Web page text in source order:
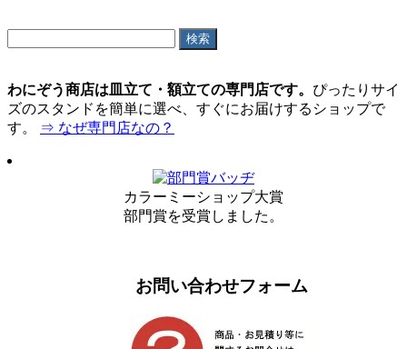
わにぞう商店は皿立て・額立ての専門店です。 ぴったりサイ
ズのスタンドを簡単に選べ、すぐにお届けするショップで
す。
⇒ なぜ専門店なの？
カラーミーショップ大賞
部門賞を受賞しました。
お問い合わせフォーム